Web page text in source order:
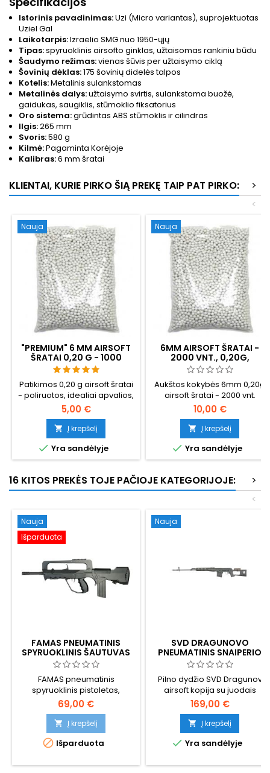
Istorinis pavadinimas:Uzi (Micro variantas), suprojektuotas
Uziel Gal
Laikotarpis:Izraelio SMG nuo 1950-ųjų
Tipas:spyruoklinis airsofto ginklas, užtaisomas rankiniu būdu
Šaudymo režimas:vienas šūvis per užtaisymo ciklą
Šovinių dėklas:175 šovinių didelės talpos
Kotelis:Metalinis sulankstomas
Metalinės dalys:užtaisymo svirtis, sulankstoma buožė,
gaidukas, saugiklis, stūmoklio fiksatorius
Oro sistema:grūdintas ABS stūmoklis ir cilindras
Ilgis:265 mm
Svoris:580 g
Kilmė:Pagaminta Korėjoje
Kalibras:6 mm šratai
KLIENTAI, KURIE PIRKO ŠIĄ PREKĘ TAIP PAT PIRKO:
>
<
Nauja
"PREMIUM" 6 MM AIRSOFT
ŠRATAI 0,20 G - 1000
ŠOVINIŲ, BE UŽSTRIGIMO,
ŠAUDYMAS TIESIAI
Patikimos 0,20 g airsoft šratai
- poliruotos, idealiai apvalios,
patikimai paduodamos per
bet kokį šovinį. 1000 šovinių,
tinkamų "hi-caps", dujinėms
granatoms ir standartiniams
dėklams. Neužsikišimo
garantija, tiesus šaudymas.
5,00 €
 Į krepšelį
 Yra sandėlyje
Nauja
6MM AIRSOFT ŠRATAI -
2000 VNT., 0,20G,
AUKŠTOS KOKYBĖS
Aukštos kokybės 6mm 0,20g
airsoft šratai - 2000 vnt.
plastikiniame maišelyje.
Standartinis universalus
svoris, suderinamas su
beveik visais AEG šautuvais ir
spyruokliniais ginklais. Lygi
paviršius, nuoseklus 5,95mm
tiekimas.
10,00 €
 Į krepšelį
 Yra sandėlyje
16 KITOS PREKĖS TOJE PAČIOJE KATEGORIJOJE:
>
<
Nauja
Išparduota
FAMAS PNEUMATINIS
SPYRUOKLINIS ŠAUTUVAS
FAMAS pneumatinis
spyruoklinis pistoletas,
tikroviška sunki plastikinė
kopija
69,00 €
 Į krepšelį
 Išparduota
Nauja
SVD DRAGUNOVO
PNEUMATINIS SNAIPERIO
ŠAUTUVAS -
SPYRUOKLINIS, ~400 FPS /
122 M/S, JUODAS METALAS
Pilno dydžio SVD Dragunov
airsoft kopija su juodais
sintetinėmis detalėmis ir
ABS+aliuminio korpusu.
Užrakto spyruoklės galia:
~400 FPS / 122 m/s / 1,49 J su
0,20 g šratais, 600 mm vidinis
vamzdis. Klasikinis sovietinis
169,00 €
 Į krepšelį
 Yra sandėlyje